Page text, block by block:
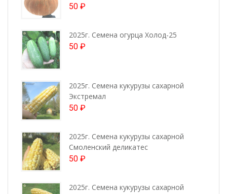
50 ₽
2025г. Семена огурца Холод-25
50 ₽
2025г. Семена кукурузы сахарной
Экстремал
50 ₽
2025г. Семена кукурузы сахарной
Смоленский деликатес
50 ₽
2025г. Семена кукурузы сахарной